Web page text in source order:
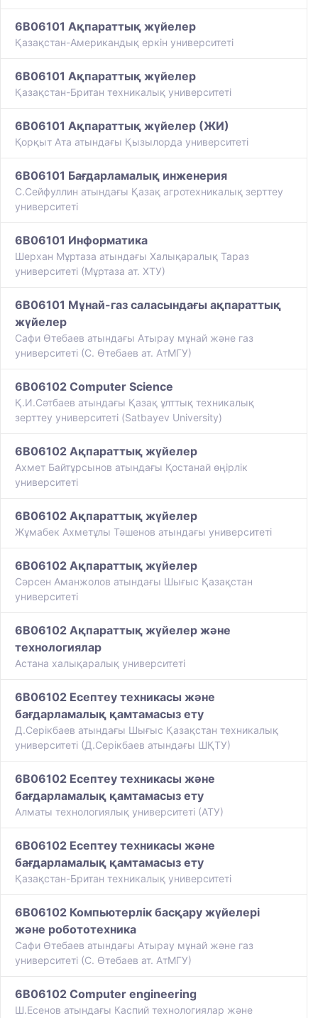
6B06101 Ақпараттық жүйелер
Қазақстан-Американдық еркін университеті
6B06101 Ақпараттық жүйелер
Қазақстан-Британ техникалық университеті
6B06101 Ақпараттық жүйелер (ЖИ)
Қорқыт Ата атындағы Қызылорда университеті
6B06101 Бағдарламалық инженерия
С.Сейфуллин атындағы Қазақ агротехникалық зерттеу
университеті
6B06101 Информатика
Шерхан Мұртаза атындағы Халықаралық Тараз
университеті (Мұртаза ат. ХТУ)
6B06101 Мұнай-газ саласындағы ақпараттық
жүйелер
Сафи Өтебаев атындағы Атырау мұнай және газ
университеті (С. Өтебаев ат. АтМГУ)
6B06102 Computer Science
Қ.И.Сәтбаев атындағы Қазақ ұлттық техникалық
зерттеу университеті (Satbayev University)
6B06102 Ақпараттық жүйелер
Ахмет Байтұрсынов атындағы Қостанай өңірлік
университеті
6B06102 Ақпараттық жүйелер
Жұмабек Ахметұлы Тәшенов атындағы университеті
6B06102 Ақпараттық жүйелер
Сәрсен Аманжолов атындағы Шығыс Қазақстан
университеті
6B06102 Ақпараттық жүйелер және
технологиялар
Астана халықаралық университеті
6B06102 Есептеу техникасы және
бағдарламалық қамтамасыз ету
Д.Серікбаев атындағы Шығыс Қазақстан техникалық
университеті (Д.Серікбаев атындағы ШҚТУ)
6B06102 Есептеу техникасы және
бағдарламалық қамтамасыз ету
Алматы технологиялық университеті (АТУ)
6B06102 Есептеу техникасы және
бағдарламалық қамтамасыз ету
Қазақстан-Британ техникалық университеті
6B06102 Компьютерлік басқару жүйелері
және робототехника
Сафи Өтебаев атындағы Атырау мұнай және газ
университеті (С. Өтебаев ат. АтМГУ)
6B06102 Сomputer engineering
Ш.Есенов атындағы Каспий технологиялар және